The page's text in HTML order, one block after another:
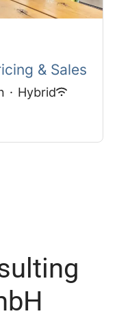
& Sales
· Hybrid